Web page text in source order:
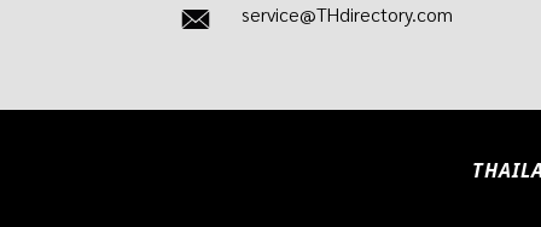
service@THdirectory.com